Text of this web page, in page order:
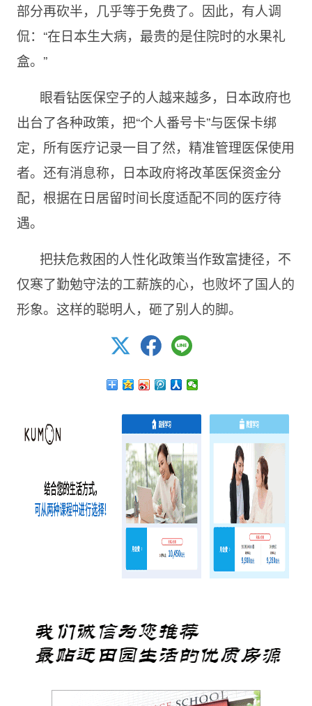
部分再砍半，几乎等于免费了。因此，有人调
侃：“在日本生大病，最贵的是住院时的水果礼
盒。”
眼看钻医保空子的人越来越多，日本政府也
出台了各种政策，把“个人番号卡”与医保卡绑
定，所有医疗记录一目了然，精准管理医保使用
者。还有消息称，日本政府将改革医保资金分
配，根据在日居留时间长度适配不同的医疗待
遇。
把扶危救困的人性化政策当作致富捷径，不
仅寒了勤勉守法的工薪族的心，也败坏了国人的
形象。这样的聪明人，砸了别人的脚。